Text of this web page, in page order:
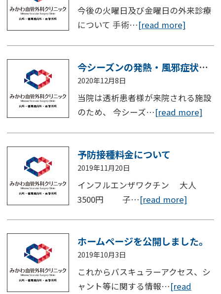
今後の火曜日及び金曜日の外来診療
について 手術…[read more]
今シーズンの発熱・風邪症状での受付に関して
2020年12月8日
当院は透析患者様が来院される施設
のため、 今シーズ…[read more]
予防接種料金について
2019年11月20日
インフルエンザワクチン 大人
3500円 子…[read more]
ホームページを公開しました。
2019年10月3日
これからバスキュラーアクセス、シ
ャント等に関する情報…[read